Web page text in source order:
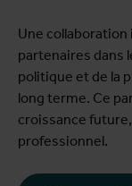
Une
partenaires dans
politique et de la
long terme. Ce
croissance
professionnel.